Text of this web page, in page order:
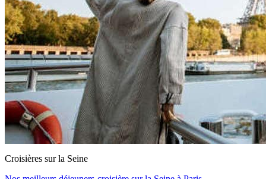
Croisières sur la Seine